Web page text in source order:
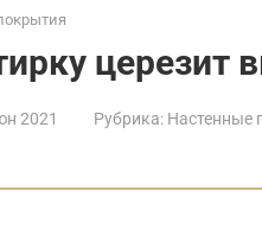
церезит
2021 Рубрика: Настенные